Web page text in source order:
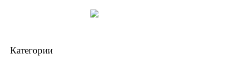
Категории